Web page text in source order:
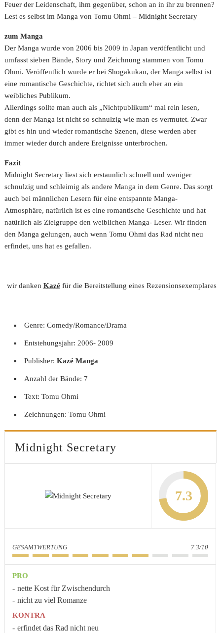
Feuer der Leidenschaft, ihm gegenüber, schon an in ihr zu brennen?
Lest es selbst im Manga von Tomu Ohmi – Midnight Secretary
zum Manga
Der Manga wurde von 2006 bis 2009 in Japan veröffentlicht und
umfasst sieben Bände, Story und Zeichnung stammen von Tomu
Ohmi. Veröffentlich wurde er bei Shogakukan, der Manga selbst ist
eine romantische Geschichte, richtet sich auch eher an ein
weibliches Publikum.
Allerdings sollte man auch als „Nichtpublikum“ mal rein lesen,
denn der Manga ist nicht so schnulzig wie man es vermutet. Zwar
gibt es hin und wieder romantische Szenen, diese werden aber
immer wieder durch andere Ereignisse unterbrochen.
Fazit
Midnight Secretary liest sich erstaunlich schnell und weniger
schnulzig und schleimig als andere Manga in dem Genre. Das sorgt
auch bei männlichen Lesern für eine entspannte Manga-
Atmosphäre, natürlich ist es eine romantische Geschichte und hat
natürlich als Zielgruppe den weiblichen Manga- Leser. Wir finden
den Manga gelungen, auch wenn Tomu Ohmi das Rad nicht neu
erfindet, uns hat es gefallen.
wir danken Kazéfür die Bereitstellung eines Rezensionsexemplares
Genre: Comedy/Romance/Drama
Entstehungsjahr: 2006- 2009
Publisher:Kazé Manga
Anzahl der Bände: 7
Text: Tomu Ohmi
Zeichnungen: Tomu Ohmi
Midnight Secretary
7.3
GESAMTWERTUNG 7.3/10
PRO
nette Kost für Zwischendurch
nicht zu viel Romanze
KONTRA
erfindet das Rad nicht neu